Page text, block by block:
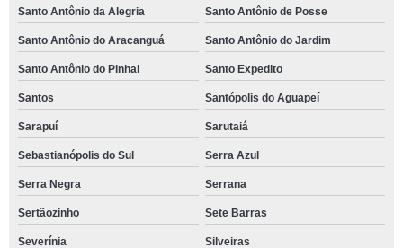
Santo Antônio da Alegria Santo Antônio de Posse
Santo Antônio do Aracanguá Santo Antônio do Jardim
Santo Antônio do Pinhal Santo Expedito
Santos Santópolis do Aguapeí
Sarapuí Sarutaiá
Sebastianópolis do Sul Serra Azul
Serra Negra Serrana
Sertãozinho Sete Barras
Severínia Silveiras